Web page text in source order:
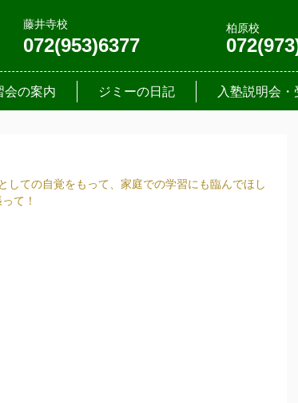
072(953)6377
藤井寺校 柏原校
会の案内 ジミーの日記 入塾説明会
しての自覚をもって、家庭での学習にも臨んでほし
て！